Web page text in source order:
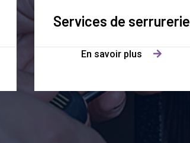
Services de serrurerie
En savoir plus